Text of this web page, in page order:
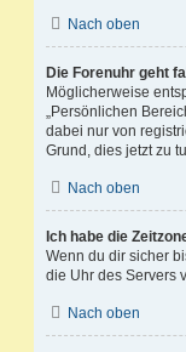
Nach oben
Die Forenuhr geht
Möglicherweise
„Persönlichen
dabei nur von
Grund, dies jetzt zu
Nach oben
Ich habe die
Wenn du dir sicher
die Uhr des Servers
Nach oben